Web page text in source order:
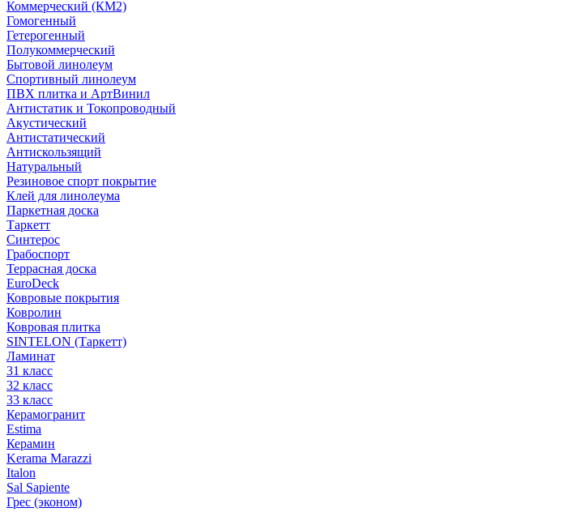
Коммерческий (КМ2)
Гомогенный
Гетерогенный
Полукоммерческий
Бытовой линолеум
Спортивный линолеум
ПВХ плитка и АртВинил
Антистатик и Токопроводный
Акустический
Антистатический
Антискользящий
Натуральный
Резиновое спорт покрытие
Клей для линолеума
Паркетная доска
Таркетт
Синтерос
Грабоспорт
Террасная доска
EuroDeck
Ковровые покрытия
Ковролин
Ковровая плитка
SINTELON (Таркетт)
Ламинат
31 класс
32 класс
33 класс
Керамогранит
Estima
Керамин
Kerama Marazzi
Italon
Sal Sapiente
Грес (эконом)